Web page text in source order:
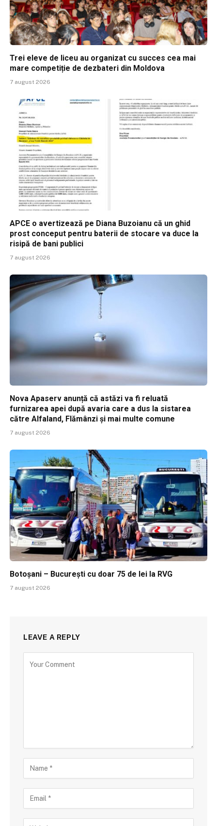
Trei eleve de liceu au organizat cu succes cea mai
mare competiție de dezbateri din Moldova
7 august 2026
APCE o avertizează pe Diana Buzoianu că un ghid
prost conceput pentru baterii de stocare va duce la
risipă de bani publici
7 august 2026
Nova Apaserv anunță că astăzi va fi reluată
furnizarea apei după avaria care a dus la sistarea
către Alfaland, Flămânzi și mai multe comune
7 august 2026
Botoșani – București cu doar 75 de lei la RVG
7 august 2026
LEAVE A REPLY